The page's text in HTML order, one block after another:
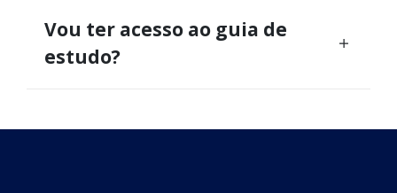
Vou ter acesso ao guia de
estudo?